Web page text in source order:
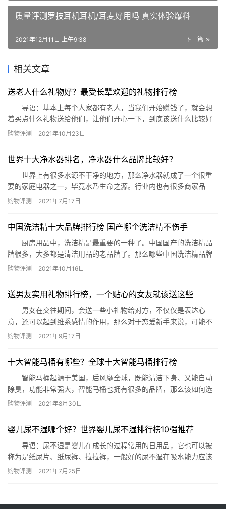
质量评测罗技耳机耳机/耳麦好用吗 真实体验爆料
下一篇
2021年12月11日 上午9:38
相关文章
送老人什么礼物好？最受长辈欢迎的礼物排行榜
导语：基本上每个人家都有老人，当我们开始赚钱了，就会想
着买点什么礼物送给他们，让他们开心一下，到底该送什么比较好
呢?这里网小编给你一些建议吧。 最受长辈欢迎的礼物排行榜
10、多陪伴 1、手机 老人在家里总是…
购物评测 2021年10月23日
世界十大净水器排名，净水器什么品牌比较好？
世界上有很多水源不干净的地方，那么净水器就成了一个很重
要的家庭电器之一，毕竟水乃生命之源。行业内也有很多商家品
牌，净水器什么品牌的比较好呢?下面带来世界净水器品牌详情。 世
年，美国热水专家，家庭中央供热水系统的倡导者，…
购物评测 2021年7月17日
​中国洗洁精十大品牌排行榜 国产哪个洗洁精不伤手
厨房用品中，洗洁精是最重要的一种了。中国国产的洗洁精品
牌很多，大多都是清洁用品的老品牌了。那么哪些中国洗洁精品牌
最值得购买呢？下面网为你推荐中国洗洁精十大品牌排行榜，看看
精、绿伞 柠檬洗洁精、洛娃洗洁精、高富力 ACO除菌洗洁精、立白
洗洁…
购物评测 2021年10月16日
送男友实用礼物排行榜，一个贴心的女友就该送这些
男女在交往期间，会送一些小礼物给对方，不仅仅是表达心
意，还可以起到维系感情的作用，那么对于恋爱新手来说，可能不
知道什么样的礼物合适。那么今天就由小编来为大家列出送男友实
最好的选择，这也显得你会特别关心男友的日常生活，男友收到了
也会开心。…
购物评测 2021年9月17日
十大智能马桶有哪些？全球十大智能马桶排行榜
智能马桶起源于美国，后风靡全球，既能清洁下身、又能自动
除臭，功能非常强大，智能马桶也拥有很多的品牌，那么该如何选
择智能马桶，这里准备了十大智能马桶，让大家能更好的参考选
拉维特 7、惠达卫浴 8、和成卫浴 9、东鹏…
购物评测 2021年8月30日
婴儿尿不湿哪个好？世界婴儿尿不湿排行榜10强推荐
导语：尿不湿是婴儿在成长的过程常用的日用品，它也可以被
称为是纸尿片、纸尿裤、拉拉裤，一般好的尿不湿在吸水能力应该
十分强大，而且也能减少红屁屁现象的出现，那么哪些婴儿尿不湿
购物评测 2021年7月25日